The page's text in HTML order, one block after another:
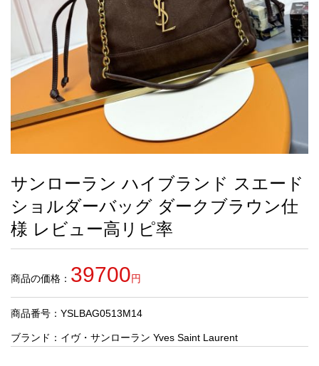
新
製
お
す
す
め
商
人
気
商
サンローラン ハイブランド スエード
ショルダーバッグ ダークブラウン仕
様 レビュー高リピ率
商品の価格： 39700円
商品番号：YSLBAG0513M14
ブランド： イヴ・サンローラン Yves Saint Laurent